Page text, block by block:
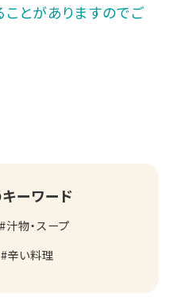
とがありますのでご
ーワード
汁物・スープ
辛い料理